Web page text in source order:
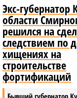
Экс-губернатор
области
решился на
следствием по
хищениях на
строительстве
фортификаций
Бывший губернатор